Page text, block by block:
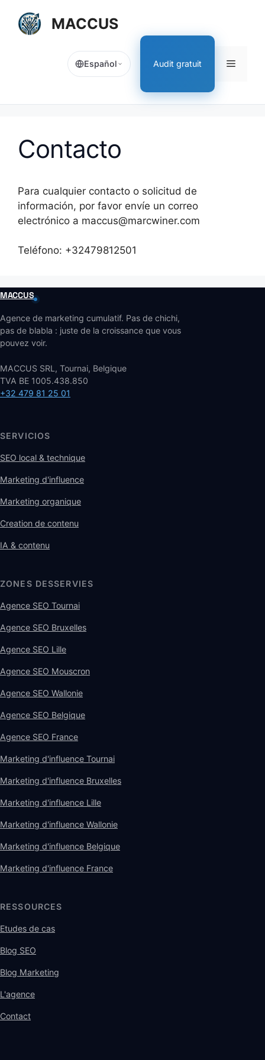
contenu
MACCUS
Español Audit gratuit Menu
Contacto
Para cualquier contacto o solicitud de
información, por favor envíe un correo
electrónico a maccus@marcwiner.com
Teléfono: +32479812501
MACCUS
Agence de marketing cumulatif. Pas de chichi,
pas de blabla : juste de la croissance que vous
pouvez voir.
MACCUS SRL, Tournai, Belgique
TVA BE 1005.438.850
+32 479 81 25 01
SERVICIOS
SEO local & technique
Marketing d'influence
Marketing organique
Creation de contenu
IA & contenu
ZONES DESSERVIES
Agence SEO Tournai
Agence SEO Bruxelles
Agence SEO Lille
Agence SEO Mouscron
Agence SEO Wallonie
Agence SEO Belgique
Agence SEO France
Marketing d'influence Tournai
Marketing d'influence Bruxelles
Marketing d'influence Lille
Marketing d'influence Wallonie
Marketing d'influence Belgique
Marketing d'influence France
RESSOURCES
Etudes de cas
Blog SEO
Blog Marketing
L'agence
Contact